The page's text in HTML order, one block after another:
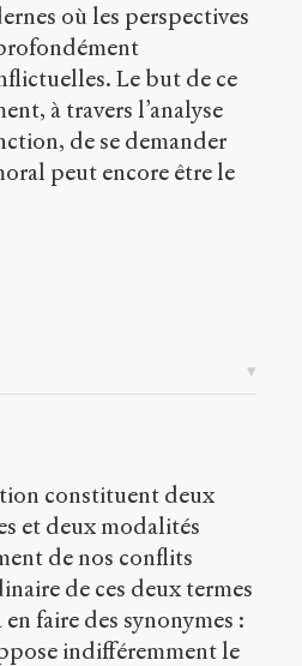
où les perspectives
Le but de ce
à travers l’analyse
de se demander
peut encore être le
constituent deux
et deux modalités
de nos conflits
de ces deux termes
faire des synonymes :
indifféremment le